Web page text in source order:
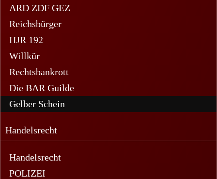
ARD ZDF GEZ
Reichsbürger
HJR 192
Willkür
Rechtsbankrott
Die BAR Guilde
Gelber Schein
Handelsrecht
Handelsrecht
POLIZEI